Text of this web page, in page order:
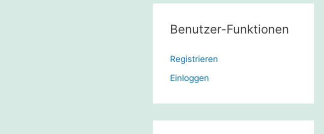
Benutzer-Funktionen
Registrieren
Einloggen